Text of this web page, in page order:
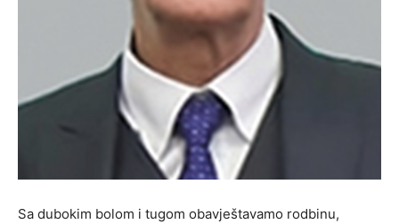
Sa dubokim bolom i tugom obavještavamo rodbinu,